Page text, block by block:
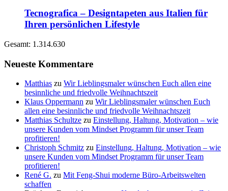
Tecnografica – Designtapeten aus Italien für
Ihren persönlichen Lifestyle
Gesamt: 1.314.630
Neueste Kommentare
Matthias zu Wir Lieblingsmaler wünschen Euch allen eine
besinnliche und friedvolle Weihnachtszeit
Klaus Oppermann zu Wir Lieblingsmaler wünschen Euch
allen eine besinnliche und friedvolle Weihnachtszeit
Matthias Schultze zu Einstellung, Haltung, Motivation – wie
unsere Kunden vom Mindset Programm für unser Team
profitieren!
Christoph Schmitz zu Einstellung, Haltung, Motivation – wie
unsere Kunden vom Mindset Programm für unser Team
profitieren!
René G. zu Mit Feng-Shui moderne Büro-Arbeitswelten
schaffen